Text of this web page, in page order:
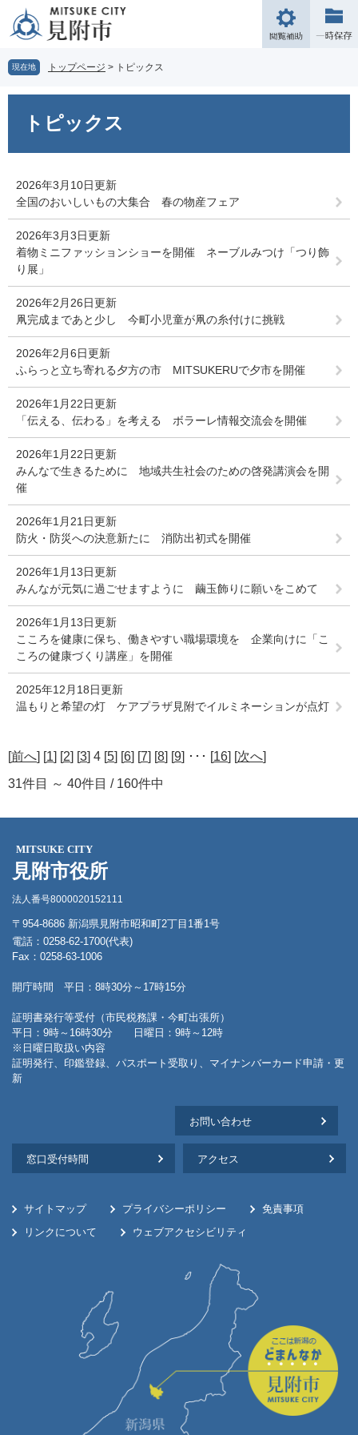
の
先
頭
ー
を
飛
閲
覧
現在地 トップページ > トピックス
トピックス
2026年3月10日更新
全国のおいしいもの大集合 春の物産フェア
2026年3月3日更新
着物ミニファッションショーを開催 ネーブルみつけ「つり飾
り展」
2026年2月26日更新
凧完成まであと少し 今町小児童が凧の糸付けに挑戦
2026年2月6日更新
ふらっと立ち寄れる夕方の市 MITSUKERUで夕市を開催
2026年1月22日更新
「伝える、伝わる」を考える ボラーレ情報交流会を開催
2026年1月22日更新
みんなで生きるために 地域共生社会のための啓発講演会を開
催
2026年1月21日更新
防火・防災への決意新たに 消防出初式を開催
2026年1月13日更新
みんなが元気に過ごせますように 繭玉飾りに願いをこめて
2026年1月13日更新
こころを健康に保ち、働きやすい職場環境を 企業向けに「こ
ころの健康づくり講座」を開催
2025年12月18日更新
温もりと希望の灯 ケアプラザ見附でイルミネーションが点灯
[前へ] [1] [2] [3] 4 [5] [6] [7] [8] [9] ･･･ [16] [次へ]
31件目 ～ 40件目 / 160件中
MITSUKE CITY
見附市役所
法人番号8000020152111
〒954-8686 新潟県見附市昭和町2丁目1番1号
電話：0258-62-1700(代表)
Fax：0258-63-1006
開庁時間 平日：8時30分～17時15分
証明書発行等受付（市民税務課・今町出張所）
平日：9時～16時30分 日曜日：9時～12時
※日曜日取扱い内容
証明発行、印鑑登録、パスポート受取り、マイナンバーカード申請・更
新
お問い合わせ
窓口受付時間 アクセス
サイトマップ プライバシーポリシー
免責事項
リンクについて
ウェブアクセシビリティ